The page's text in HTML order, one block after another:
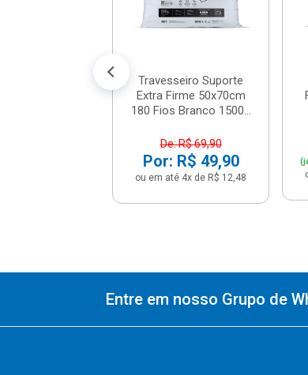
Travesseiro Suporte
Extra Firme 50x70cm
180 Fios Branco 1500...
De: R$ 69,90
Por: R$ 49,90
ou em até 4x de R$ 12,48
Entre em nosso Grupo de